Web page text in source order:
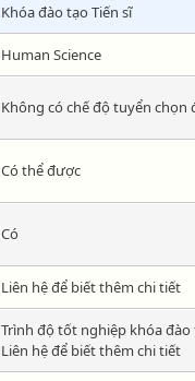
Khóa đào tạo Tiến sĩ
Human Science
Không có chế độ tuyển chọn
Có thể được
Có
Liên hệ để biết thêm chi tiết
Trình độ tốt nghiệp khóa đào
Liên hệ để biết thêm chi tiết